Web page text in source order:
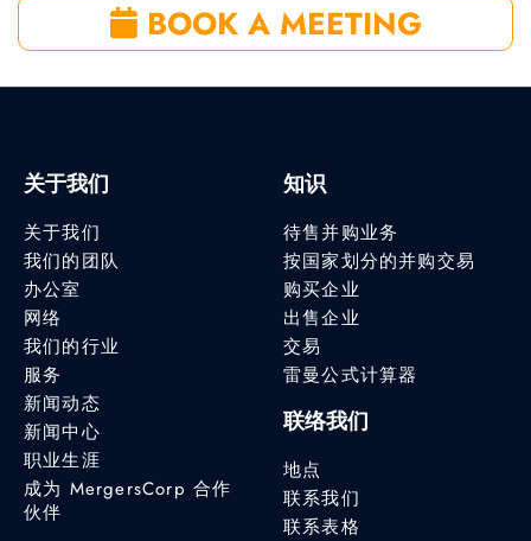
BOOK A MEETING
关于我们
关于我们
我们的团队
办公室
网络
我们的行业
服务
新闻动态
新闻中心
职业生涯
成为 MergersCorp 合作
伙伴
知识
待售并购业务
按国家划分的并购交易
购买企业
出售企业
交易
雷曼公式计算器
联络我们
地点
联系我们
联系表格